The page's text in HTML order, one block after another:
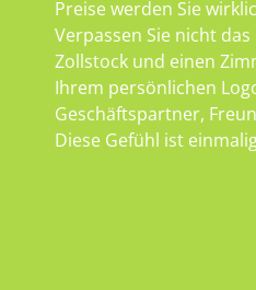
Preise werden Sie
Verpassen Sie nicht
Zollstock und einen
Ihrem persönlichen
Geschäftspartner,
Diese Gefühl ist